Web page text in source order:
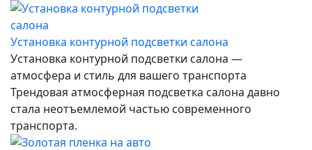
Установка контурной подсветки салона
Установка контурной подсветки салона —
атмосфера и стиль для вашего транспорта
Трендовая атмосферная подсветка салона давно
стала неотъемлемой частью современного
транспорта.